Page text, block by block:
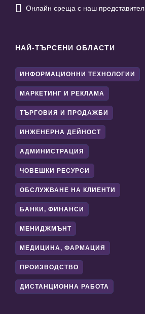

Онлайн среща с наш представител
НАЙ-ТЪРСЕНИ ОБЛАСТИ
ИНФОРМАЦИОННИ ТЕХНОЛОГИИ
МАРКЕТИНГ И РЕКЛАМА
ТЪРГОВИЯ И ПРОДАЖБИ
ИНЖЕНЕРНА ДЕЙНОСТ
АДМИНИСТРАЦИЯ
ЧОВЕШКИ РЕСУРСИ
ОБСЛУЖВАНЕ НА КЛИЕНТИ
БАНКИ, ФИНАНСИ
МЕНИДЖМЪНТ
МЕДИЦИНА, ФАРМАЦИЯ
ПРОИЗВОДСТВО
ДИСТАНЦИОННА РАБОТА